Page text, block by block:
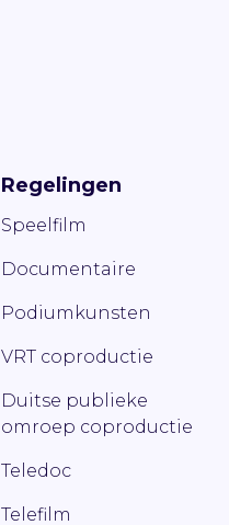
Regelingen
Speelfilm
Documentaire
Podiumkunsten
VRT coproductie
Duitse publieke
omroep coproductie
Teledoc
Telefilm